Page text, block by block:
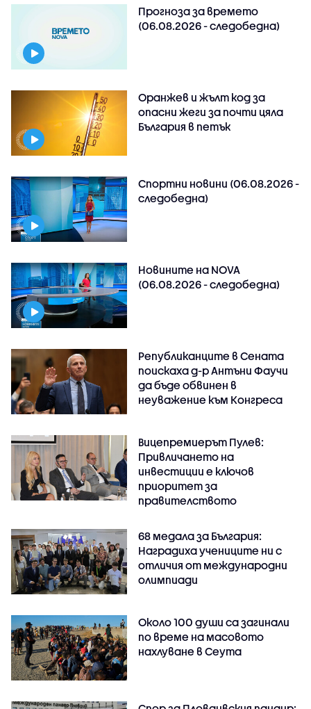
Прогноза за времето
(06.08.2026 - следобедна)
Оранжев и жълт код за
опасни жеги за почти цяла
България в петък
Спортни новини (06.08.2026 -
следобедна)
Новините на NOVA
(06.08.2026 - следобедна)
Републиканците в Сената
поискаха д-р Антъни Фаучи
да бъде обвинен в
неуважение към Конгреса
Вицепремиерът Пулев:
Привличането на
инвестиции е ключов
приоритет за
правителството
68 медала за България:
Наградиха учениците ни с
отличия от международни
олимпиади
Около 100 души са загинали
по време на масовото
нахлуване в Сеута